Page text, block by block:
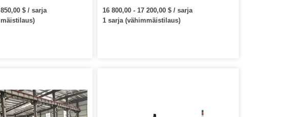
1000w 1500w Pieni
$ / sarja
MTF1390 1390 minilaserteräsmetallin
leikkauskone
16 800,00 - 17 200,00 $ / sarja
1 sarja (vähimmäistilaus)